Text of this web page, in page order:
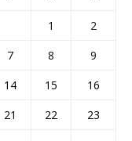
1
2
7 8
9
14 15
16
21 22
23